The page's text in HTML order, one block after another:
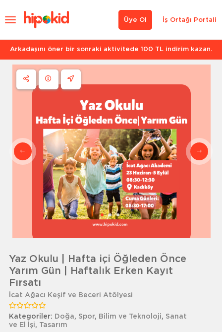
İş Ortağı Portali
Üye Ol
Arkadaşını öner bir sonraki aktivitede 100 TL indirim kazan.
Yaz Okulu | Hafta içi Öğleden Önce
Yarım Gün | Haftalık Erken Kayıt
Fırsatı
İcat Ağacı Keşif ve Beceri Atölyesi
Kategoriler: Doğa, Spor, Bilim ve Teknoloji, Sanat
ve El İşi, Tasarım